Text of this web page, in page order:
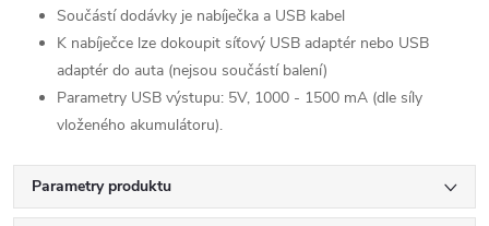
Součástí dodávky je nabíječka a USB kabel
K nabíječce lze dokoupit síťový USB adaptér nebo USB
adaptér do auta (nejsou součástí balení)
Parametry USB výstupu: 5V, 1000 - 1500 mA (dle síly
vloženého akumulátoru).
Parametry produktu